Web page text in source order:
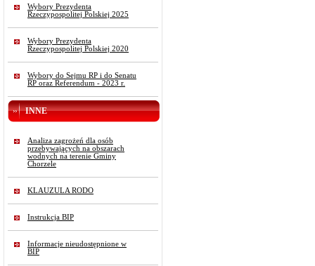
Wybory Prezydenta
Rzeczypospolitej Polskiej 2025
Wybory Prezydenta
Rzeczypospolitej Polskiej 2020
Wybory do Sejmu RP i do Senatu
RP oraz Referendum - 2023 r.
INNE
Analiza zagrożeń dla osób
przebywających na obszarach
wodnych na terenie Gminy
Chorzele
KLAUZULA RODO
Instrukcja BIP
Informacje nieudostępnione w
BIP